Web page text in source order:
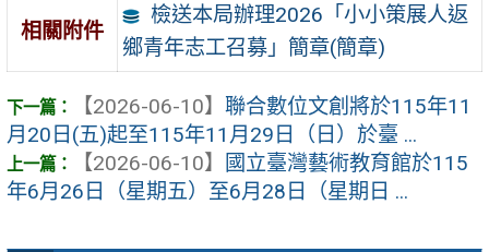
相關附件
檢送本局辦理2026「小小策展人返
鄉青年志工召募」簡章(簡章)
【2026-06-10】 聯合數位文創將於115年11
月20日(五)起至115年11月29日（日）於臺 ...
【2026-06-10】
國立臺灣藝術教育館於115
年6月26日（星期五）至6月28日（星期日 ...